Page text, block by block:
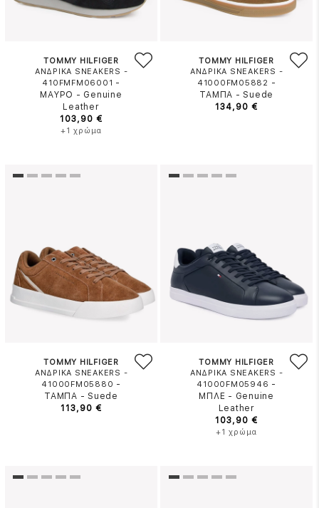
TOMMY HILFIGER
ΑΝΔΡΙΚΑ SNEAKERS -
410FMFM06001 -
ΜΑΥΡΟ - Genuine
Leather
103,90 €
+1 χρώμα
TOMMY HILFIGER
ΑΝΔΡΙΚΑ SNEAKERS -
41000FM05882 -
ΤΑΜΠΑ -Suede
134,90 €
TOMMY HILFIGER
ΑΝΔΡΙΚΑ SNEAKERS -
41000FM05880 -
ΤΑΜΠΑ -Suede
113,90 €
TOMMY HILFIGER
ΑΝΔΡΙΚΑ SNEAKERS -
41000FM05946 -
ΜΠΛΕ - Genuine
Leather
103,90 €
+1 χρώμα